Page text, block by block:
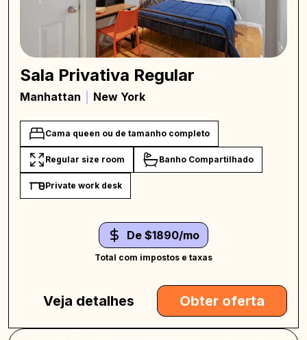
Sala Privativa Regular
Manhattan New York
Cama queen ou de tamanho completo
Regular size room Banho Compartilhado
Private work desk
De $1890/mo
Total com impostos e taxas
Veja detalhes Obter oferta